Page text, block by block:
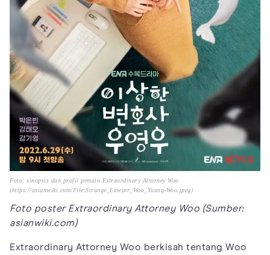
Foto: sinopsis dan profil pemain Extraordinary Attorney Woo
(https://asianwiki.com/File:Strange_Lawyer_Woo_Young-Woo.jpeg)
Foto poster Extraordinary Attorney Woo (Sumber:
asianwiki.com)
Extraordinary Attorney Woo berkisah tentang Woo